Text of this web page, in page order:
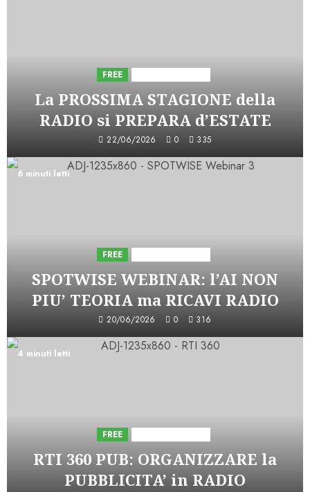
FREE
La PROSSIMA STAGIONE della
RADIO si PREPARA d’ESTATE
22/06/2026 0 335
6 minuti letti
FREE
SPOTWISE WEBINAR: l’AI NON
PIU’ TEORIA ma RICAVI RADIO
20/06/2026 0 316
4 minuti letti
FREE
RTI 360 PUB: ORGANIZZARE la
PUBBLICITA’ in RADIO